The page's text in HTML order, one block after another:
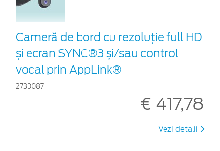
Cameră de bord cu rezoluție full HD
și ecran SYNC®3 și/sau control
vocal prin AppLink®
2730087
€ 417,78
Vezi detalii